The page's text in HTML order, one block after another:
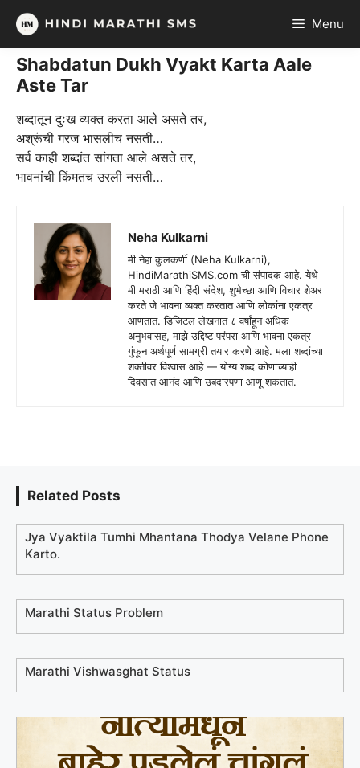
Skip
content
Menu
Shabdatun Dukh Vyakt Karta Aale
Aste Tar
शब्दातून दुःख व्यक्त करता आले असते तर,
अश्रूंची गरज भासलीच नसती…
सर्व काही शब्दांत सांगता आले असते तर,
भावनांची किंमतच उरली नसती…
Neha Kulkarni
मी नेहा कुलकर्णी (Neha Kulkarni),
HindiMarathiSMS.com ची संपादक आहे. येथे
मी मराठी आणि हिंदी संदेश, शुभेच्छा आणि विचार शेअर
करते जे भावना व्यक्त करतात आणि लोकांना एकत्र
आणतात. डिजिटल लेखनात ८ वर्षांहून अधिक
अनुभवासह, माझे उद्दिष्ट परंपरा आणि भावना एकत्र
गुंफून अर्थपूर्ण सामग्री तयार करणे आहे. मला शब्दांच्या
शक्तीवर विश्वास आहे — योग्य शब्द कोणाच्याही
दिवसात आनंद आणि उबदारपणा आणू शकतात.
Related Posts
Jya Vyaktila Tumhi Mhantana Thodya Velane Phone
Karto.
Marathi Status Problem
Marathi Vishwasghat Status